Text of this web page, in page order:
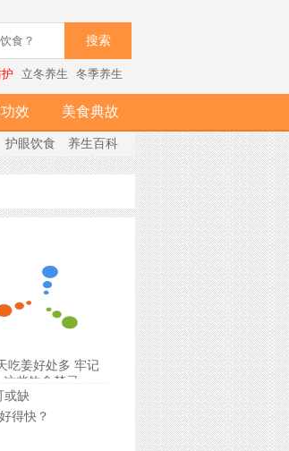
搜索
立冬养生 冬季养生
效 美食典故
护眼饮食 养生百科
吃姜好处多 牢记
这些饮食禁忌
或缺
得快？